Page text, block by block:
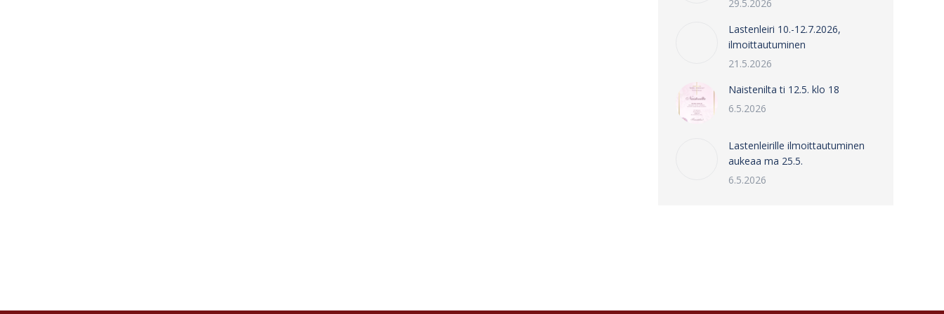
29.5.2026
Lastenleiri 10.-12.7.2026,
ilmoittautuminen
21.5.2026
Naistenilta ti 12.5. klo 18
6.5.2026
Lastenleirille ilmoittautuminen
aukeaa ma 25.5.
6.5.2026